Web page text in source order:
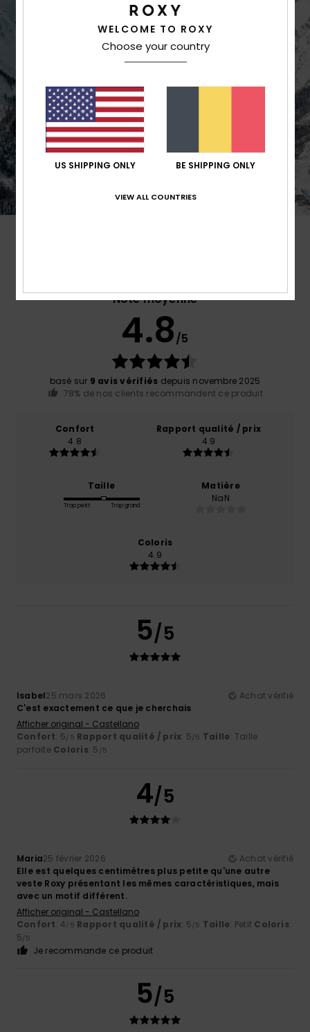
Note moyenne
4.8/5
basé sur 9 avis vérifiés depuis novembre 2025
78% de nos clients recommandent ce produit
Confort
4.8
Rapport qualité / prix
4.9
Taille
Trop petit Trop grand
Matière
NaN
Coloris
4.9
5/5
Isabel25 mars 2026
Achat vérifié
C'est exactement ce que je cherchais
Afficher original - Castellano
Confort: 5/5 Rapport qualité / prix: 5/5 Taille: Taille
parfaite Coloris: 5 /5
4/5
Maria25 février 2026
Achat vérifié
Elle est quelques centimètres plus petite qu'une autre
veste Roxy présentant les mêmes caractéristiques, mais
avec un motif différent.
Afficher original - Castellano
Confort: 4/5 Rapport qualité / prix: 5/5 Taille: Petit Coloris:
5/5
Je recommande ce produit
5/5
WELCOME TO ROXY
Choose your country
US SHIPPING ONLY BE SHIPPING ONLY
VIEW ALL COUNTRIES